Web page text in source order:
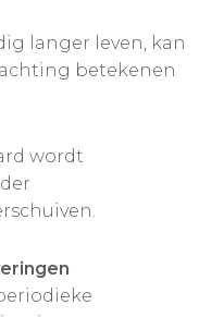
langer leven, kan
betekenen
wordt